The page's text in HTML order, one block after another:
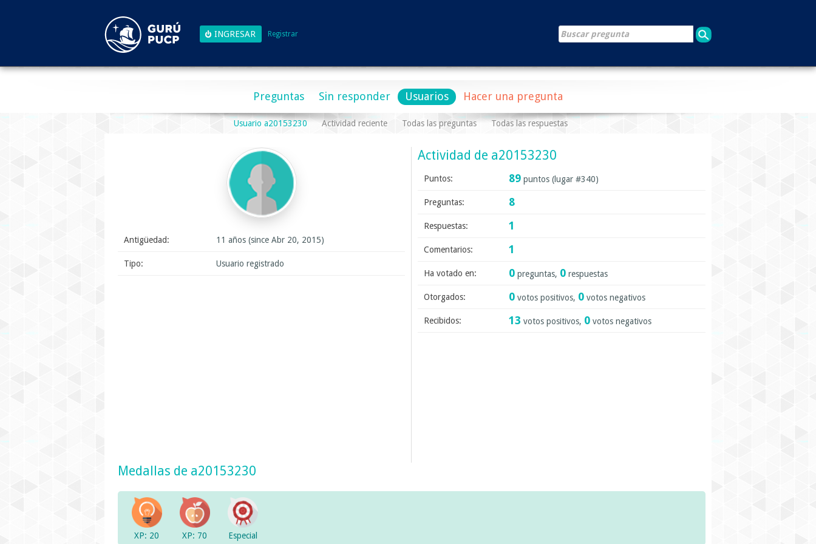
Registrar
Preguntas Sin responder Usuarios Hacer una pregunta
Usuario a20153230 Actividad reciente Todas las preguntas Todas las respuestas
Antigüedad: 11 años (since Abr 20, 2015)
Tipo: Usuario registrado
Actividad de a20153230
Puntos: 89 puntos (lugar #340)
Preguntas: 8
Respuestas: 1
Comentarios: 1
Ha votado en: 0 preguntas, 0 respuestas
Otorgados: 0 votos positivos, 0 votos negativos
Recibidos: 13 votos positivos, 0 votos negativos
Medallas de a20153230
XP: 20 XP: 70 Especial